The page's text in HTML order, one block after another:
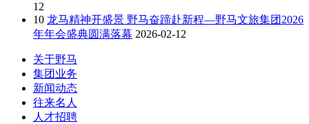
12
10 龙马精神开盛景 野马奋蹄赴新程—野马文旅集团2026
年年会盛典圆满落幕 2026-02-12
关于野马
集团业务
新闻动态
往来名人
人才招聘